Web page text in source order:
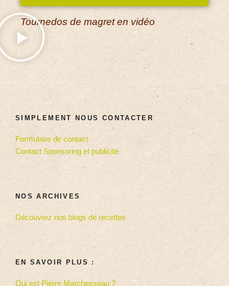
Tournedos de magret en vidéo
SIMPLEMENT NOUS CONTACTER
Formulaire de contact
Contact Sponsoring et publicité
NOS ARCHIVES
Découvrez nos blogs de recettes
EN SAVOIR PLUS :
Qui est Pierre Marchesseau ?